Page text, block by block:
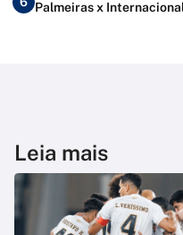
Palmeiras x
Leia mais